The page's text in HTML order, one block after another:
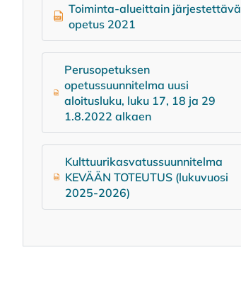
Toiminta-alueittain järjestettävä
opetus 2021
Perusopetuksen
opetussuunnitelma uusi
aloitusluku, luku 17, 18 ja 29
1.8.2022 alkaen
Kulttuurikasvatussuunnitelma
KEVÄÄN TOTEUTUS (lukuvuosi
2025-2026)